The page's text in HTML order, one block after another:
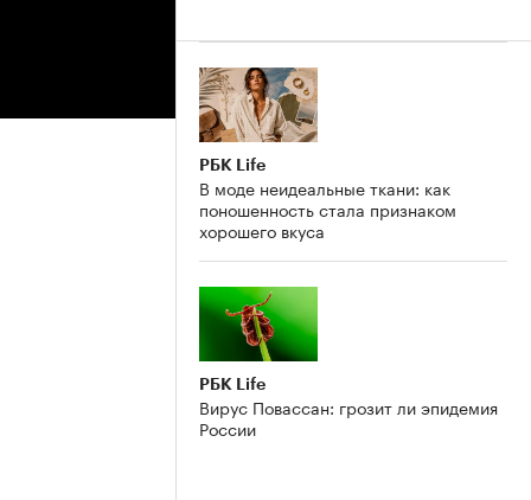
РБК Life
В моде неидеальные ткани: как
поношенность стала признаком
хорошего вкуса
РБК Life
Вирус Повассан: грозит ли эпидемия
России